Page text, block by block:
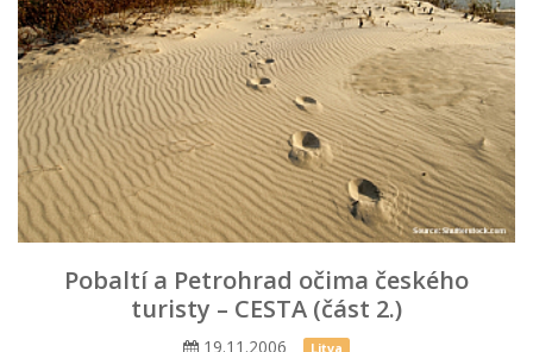
Pobaltí a Petrohrad očima českého
turisty – CESTA (část 2.)
19.11.2006